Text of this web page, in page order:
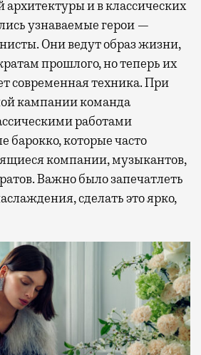
и в классических
узнаваемые герои —
Они ведут образ жизни,
прошлого, но теперь их
современная техника. При
кампании команда
работами
барокко, которые часто
компании, музыкантов,
Важно было запечатлеть
сделать это ярко,